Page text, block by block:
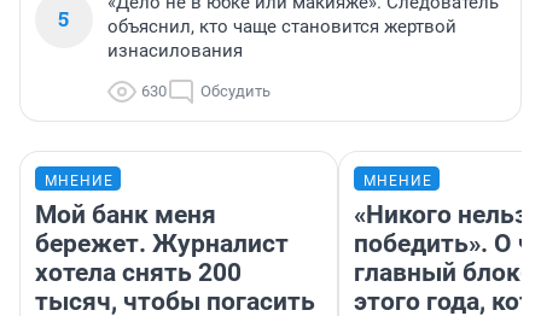
5
объяснил, кто чаще становится жертвой
изнасилования
630 Обсудить
МНЕНИЕ
Мой банк меня
бережет. Журналист
хотела снять 200
тысяч, чтобы погасить
МНЕНИЕ
«Никого нельзя
победить». О
главный
этого года,